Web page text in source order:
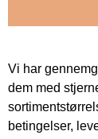
Vi har
dem med
betingelser,